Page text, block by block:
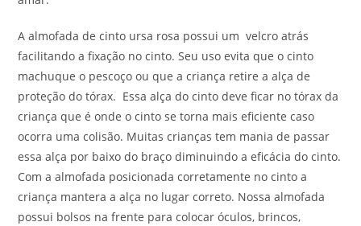
A almofada de cinto ursa rosa possui um velcro atrás
facilitando a fixação no cinto. Seu uso evita que o cinto
machuque o pescoço ou que a criança retire a alça de
proteção do tórax. Essa alça do cinto deve ficar no tórax da
criança que é onde o cinto se torna mais eficiente caso
ocorra uma colisão. Muitas crianças tem mania de passar
essa alça por baixo do braço diminuindo a eficácia do cinto.
Com a almofada posicionada corretamente no cinto a
criança mantera a alça no lugar correto. Nossa almofada
possui bolsos na frente para colocar óculos, brincos,